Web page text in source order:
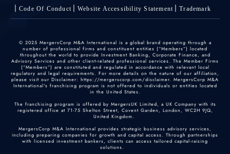
Code Of Conduct
Website Accessibility Statement Trademark
© 2025 MergersCorp M&A International is a global brand operating through a
number of professional firms and constituent entities (“Members”) located
throughout the world to provide Investment Banking, Corporate Finance, and
Advisory Services and other client-related professional services. The Member Firms
(“Members”) are constituted and regulated in accordance with relevant local
regulatory and legal requirements. For more details on the nature of our affiliation,
please visit our Disclaimer: https://mergerscorp.com/disclaimer. MergersCorp M&A
International's franchising program is not offered to individuals or entities located
in the United States.
The franchising program is offered by MergersUK Limited, a UK Company with its
registered office at 71-75 Shelton Street, Covent Garden, London, WC2H 9JQ,
United Kingdom.
MergersCorp M&A International provides strategic business advisory services,
including preparing companies for growth and capital access. Through partnerships
with licensed investment bankers, clients can access tailored capital-raising
solutions.